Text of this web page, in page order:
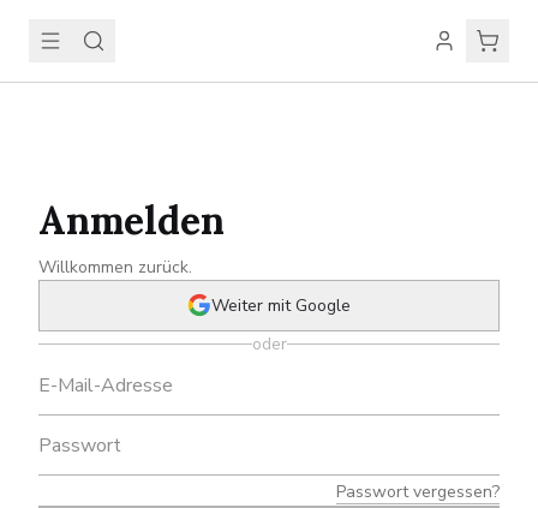
Anmelden
Willkommen zurück.
Weiter mit Google
oder
Passwort vergessen?